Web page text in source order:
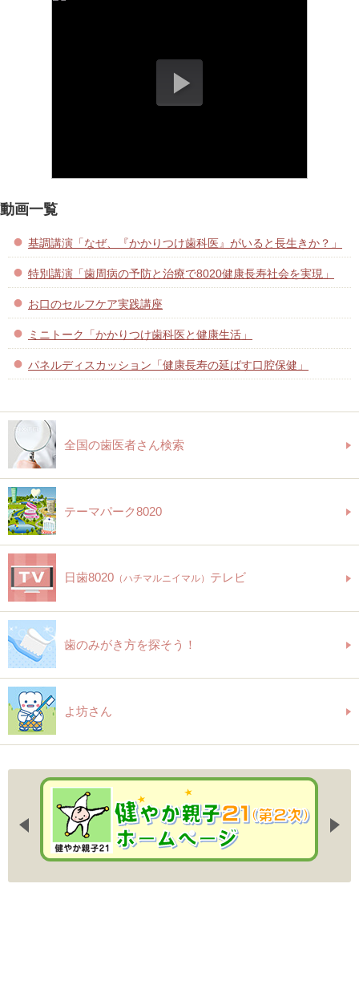
動画一覧
基調講演「なぜ、『かかりつけ歯科医』がいると長生きか？」
特別講演「歯周病の予防と治療で8020健康長寿社会を実現」
お口のセルフケア実践講座
ミニトーク「かかりつけ歯科医と健康生活」
パネルディスカッション「健康長寿の延ばす口腔保健」
全国の歯医者さん検索
テーマパーク8020
日歯8020 （ハチマルニイマル） テレビ
歯のみがき方を探そう！
よ坊さん